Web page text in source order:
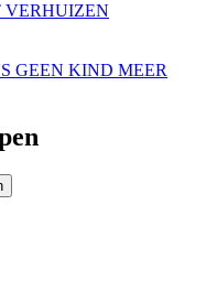
VERHUIZEN
GEEN KIND MEER